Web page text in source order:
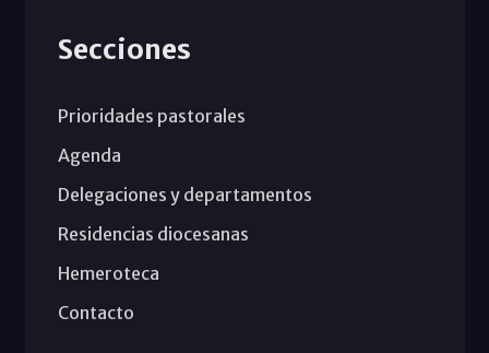
Secciones
Prioridades pastorales
Agenda
Delegaciones y departamentos
Residencias diocesanas
Hemeroteca
Contacto